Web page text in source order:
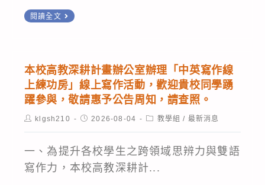
教
體
師
生
賀。
輔
導
計
畫
資
專
運
護
人
員
第
次
甄
閱讀全文
山
科
技
大
學
辦
理
本校高教深耕計畫辦公室辦理「中英寫作線
上練功房」線上寫作活動，歡迎貴校同學踴
躍參與，敬請惠予公告周知，請查照。
Postklgsh210
Post2026-08-04
Post教學組 / 最新消息
一、為提升各校學生之跨領域思辨力與雙語
寫作力，本校高教深耕計...